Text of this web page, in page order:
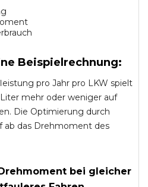
Beispielrechnung:
pro Jahr pro LKW spielt
mehr oder weniger auf
Die Optimierung durch
ab das Drehmoment des
bei gleicher